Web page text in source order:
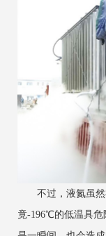
不过，液氮虽然
竟-196℃的低温具危